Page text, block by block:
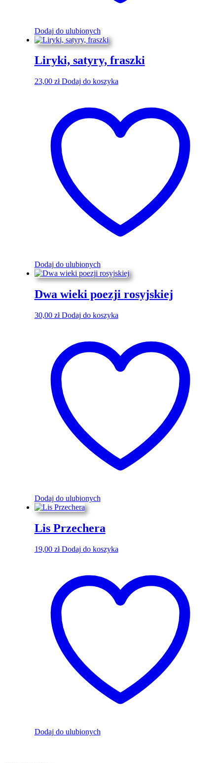
Dodaj do ulubionych
Liryki, satyry, fraszki
23,00 zł Dodaj do koszyka
Dodaj do ulubionych
Dwa wieki poezji rosyjskiej
30,00 zł Dodaj do koszyka
Dodaj do ulubionych
Lis Przechera
19,00 zł Dodaj do koszyka
Dodaj do ulubionych